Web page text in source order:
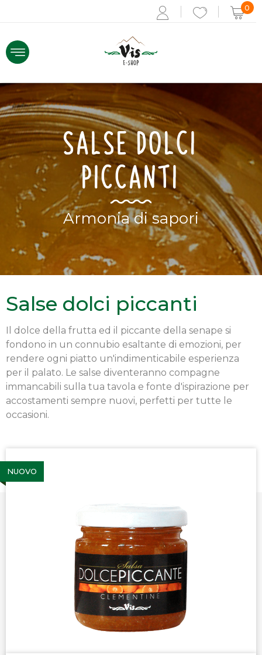
SALSE DOLCI
PICCANTI
Armonia di sapori
Salse dolci piccanti
Il dolce della frutta ed il piccante della senape si
fondono in un connubio esaltante di emozioni, per
rendere ogni piatto un'indimenticabile esperienza
per il palato. Le salse diventeranno compagne
immancabili sulla tua tavola e fonte d'ispirazione per
accostamenti sempre nuovi, perfetti per tutte le
occasioni.
NUOVO
ACCEDI
Recupera i dati
Se non sei registrato,REGISTRATI ORA
0